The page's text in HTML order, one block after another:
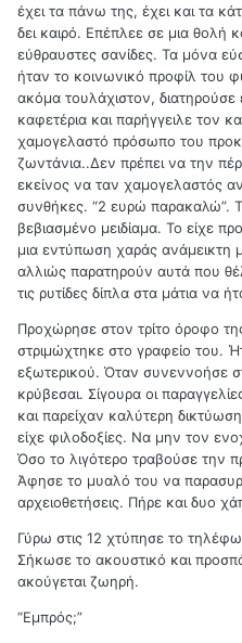
έχει τα πάνω της, έχει και τα
δει καιρό. Επέπλεε σε μια θολή
εύθραυστες σανίδες. Τα μόνα
ήταν το κοινωνικό προφίλ του
ακόμα τουλάχιστον,
καφετέρια και παρήγγειλε τον
χαμογελαστό πρόσωπο του
ζωντάνια..Δεν πρέπει να την
εκείνος να ταν χαμογελαστός
συνθήκες. “2 ευρώ παρακαλώ”.
βεβιασμένο μειδίαμα. Το είχε
μια εντύπωση χαράς ανάμεικτη
αλλιώς παρατηρούν αυτά που
τις ρυτίδες δίπλα στα μάτια να
Προχώρησε στον τρίτο όροφο
στριμώχτηκε στο γραφείο του.
εξωτερικού. Όταν συνεννοήσε
κρύβεσαι. Σίγουρα οι
και παρείχαν καλύτερη
είχε φιλοδοξίες. Να μην τον
Όσο το λιγότερο τραβούσε την
Άφησε το μυαλό του να
αρχειοθετήσεις. Πήρε και δυο
Γύρω στις 12 χτύπησε το
Σήκωσε το ακουστικό και
ακούγεται ζωηρή.
“Εμπρός;”